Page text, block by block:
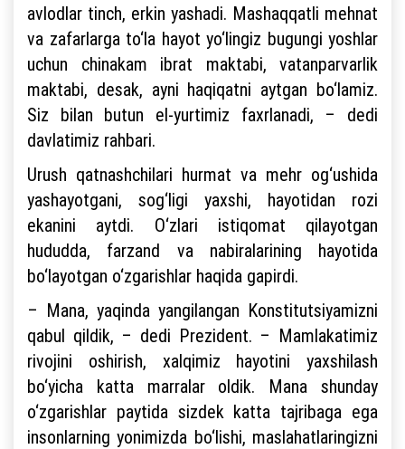
avlodlar tinch, erkin yashadi. Mashaqqatli mehnat
va zafarlarga to‘la hayot yo‘lingiz bugungi yoshlar
uchun chinakam ibrat maktabi, vatanparvarlik
maktabi, desak, ayni haqiqatni aytgan bo‘lamiz.
Siz bilan butun el-yurtimiz faxrlanadi, – dedi
davlatimiz rahbari.
Urush qatnashchilari hurmat va mehr og‘ushida
yashayotgani, sog‘ligi yaxshi, hayotidan rozi
ekanini aytdi. O‘zlari istiqomat qilayotgan
hududda, farzand va nabiralarining hayotida
bo‘layotgan o‘zgarishlar haqida gapirdi.
– Mana, yaqinda yangilangan Konstitutsiyamizni
qabul qildik, – dedi Prezident. – Mamlakatimiz
rivojini oshirish, xalqimiz hayotini yaxshilash
bo‘yicha katta marralar oldik. Mana shunday
o‘zgarishlar paytida sizdek katta tajribaga ega
insonlarning yonimizda bo‘lishi, maslahatlaringizni